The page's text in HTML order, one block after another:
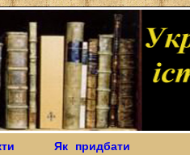
Як придбати